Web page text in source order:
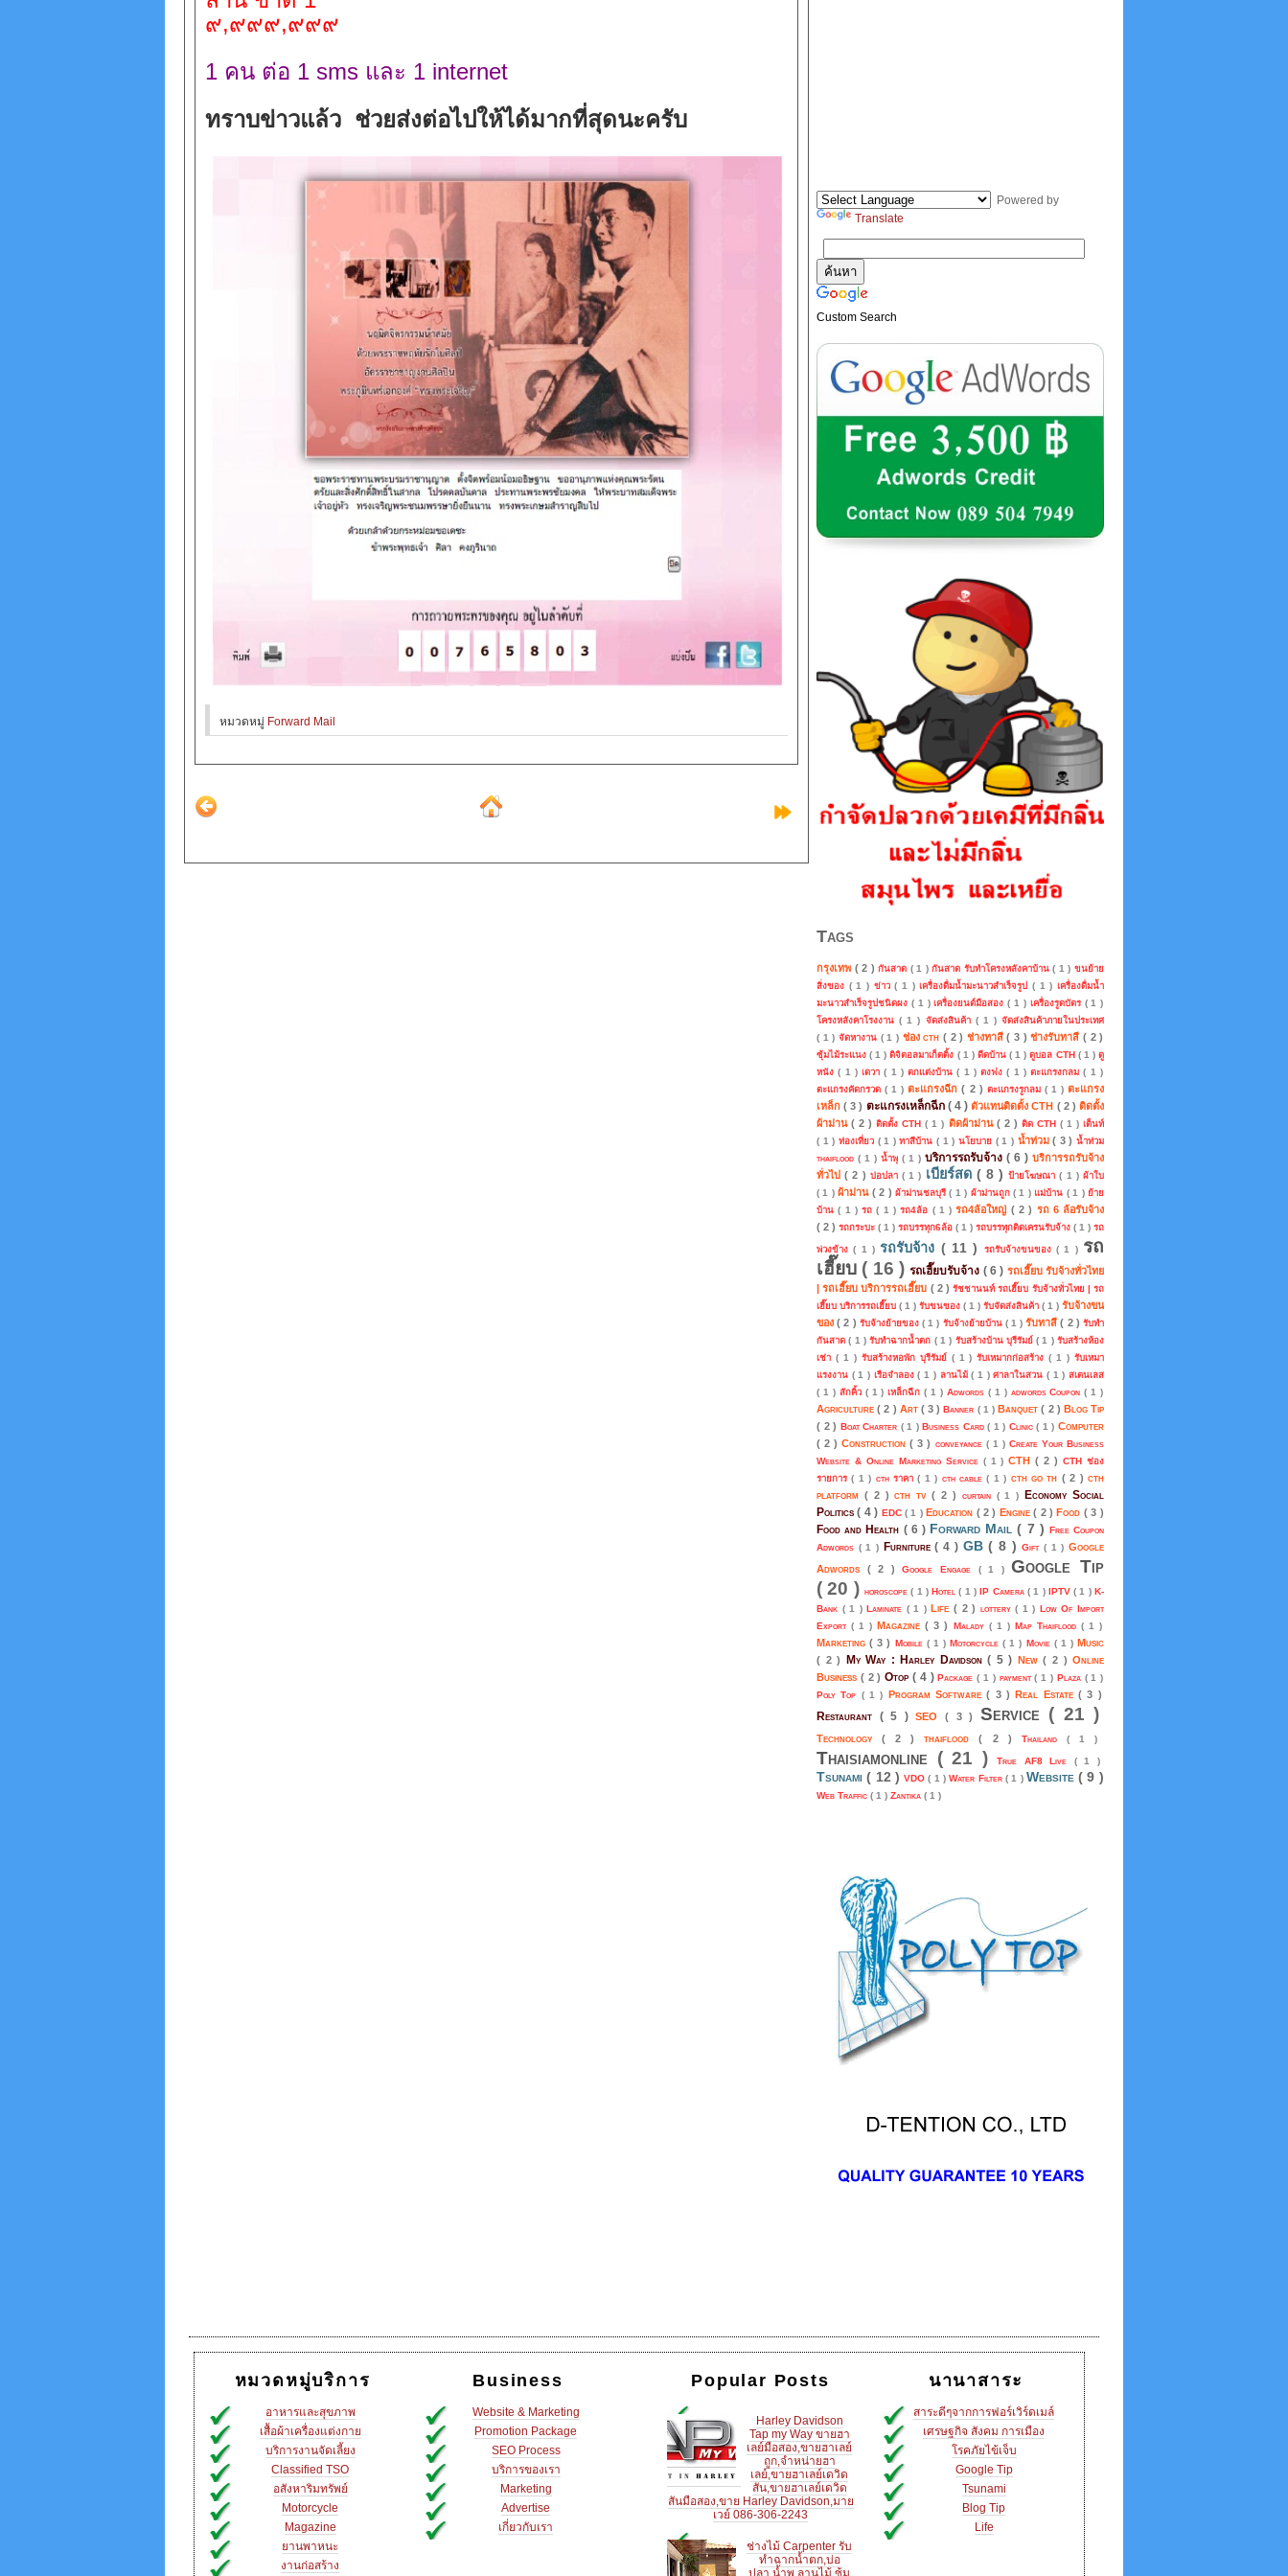
๙,๙๙๙,๙๙๙
1 คน ต่อ 1 sms และ 1 internet
ทราบข่าวแล้ว ช่วยส่งต่อไปให้ได้มากที่สุดนะครับ
หมวดหมู่ Forward Mail
Powered by
Translate
Custom Search
Tags
กรุงเทพ ( 2 )กันสาด ( 1 )กันสาด รับทำโครงหลังคาบ้าน( 1 )ขนย้าย
สิ่งของ ( 1 ) ข่าว( 1 )เครื่องดื่มน้ำมะนาวสำเร็จรูป( 1 )เครื่องดื่มน้ำ
มะนาวสำเร็จรูปชนิดผง ( 1 )เครื่องยนต์มือสอง( 1 ) เครื่องรูดบัตร ( 1 )
โครงหลังคาโรงงาน( 1 ) จัดส่งสินค้า ( 1 ) จัดส่งสินค้าภายในประเทศ
( 1 ) จัดหางาน ( 1 ) ช่อง cth ( 2 ) ช่างทาสี( 3 )ช่างรับทาสี( 2 )
ซุ้มไม้ระแนง( 1 )ดิจิตอลมาเก็ตติ้ง ( 1 ) ดีดบ้าน( 1 )ดูบอล CTH ( 1 )ดู
หนัง( 1 ) เดวา( 1 ) ตกแต่งบ้าน( 1 ) ตงฟง( 1 ) ตะแกรงกลม( 1 )
ตะแกรงคัดกรวด( 1 )ตะแกรงฉีก( 2 ) ตะแกรงรูกลม ( 1 )ตะแกรง
เหล็ก( 3 ) ตะแกรงเหล็กฉีก ( 4 )ตัวแทนติดตั้ง CTH ( 2 )ติดตั้ง
ผ้าม่าน( 2 )ติดตั้ง CTH( 1 ) ติดผ้าม่าน ( 2 ) ติด CTH ( 1 )เต็นท์
( 1 ) ท่องเที่ยว ( 1 )ทาสีบ้าน( 1 ) นโยบาย ( 1 ) น้ำท่วม( 3 )น้ำท่วม
thaiflood ( 1 ) น้ำพุ ( 1 ) บริการรถรับจ้าง ( 6 ) บริการรถรับจ้าง
ทั่วไป( 2 ) บ่อปลา ( 1 ) เบียร์สด ( 8 )ป้ายโฆษณา( 1 ) ผ้าใบ
( 1 )ผ้าม่าน ( 2 ) ผ้าม่านชลบุรี( 1 ) ผ้าม่านถูก( 1 ) แม่บ้าน ( 1 )ย้าย
บ้าน( 1 )รถ( 1 )รถ4ล้อ ( 1 )รถ4ล้อใหญ่ ( 2 ) รถ 6 ล้อรับจ้าง
( 2 ) รถกระบะ ( 1 ) รถบรรทุก6ล้อ ( 1 ) รถบรรทุกติดเครนรับจ้าง ( 1 ) รถ
พ่วงข้าง( 1 )รถรับจ้าง ( 11 ) รถรับจ้างขนของ( 1 ) รถ
เฮี๊ยบ ( 16 )รถเฮี๊ยบรับจ้าง ( 6 ) รถเฮี๊ยบ รับจ้างทั่วไทย
| รถเฮี๊ยบ บริการรถเฮี๊ยบ ( 2 )รัชชานนท์ รถเฮี๊ยบ รับจ้างทั่วไทย | รถ
เฮี๊ยบ บริการรถเฮี๊ยบ ( 1 ) รับขนของ ( 1 ) รับจัดส่งสินค้า ( 1 ) รับจ้างขน
ของ( 2 ) รับจ้างย้ายของ ( 1 ) รับจ้างย้ายบ้าน ( 1 )รับทาสี( 2 ) รับทำ
กันสาด( 1 )รับทำฉากน้ำตก ( 1 ) รับสร้างบ้าน บุรีรัมย์( 1 )รับสร้างห้อง
เช่า ( 1 ) รับสร้างหอพัก บุรีรัมย์ ( 1 )รับเหมากก่อสร้าง( 1 )รับเหมา
แรงงาน ( 1 ) เรือจำลอง( 1 ) ลานไม้( 1 )ศาลาในสวน ( 1 ) สเตนเลส
( 1 ) สักคิ้ว ( 1 )เหล็กฉีก( 1 ) Adwords ( 1 ) adwords Coupon( 1 )
Agriculture( 2 ) Art ( 3 )Banner ( 1 ) Banquet( 2 ) Blog Tip
( 2 ) Boat Charter ( 1 )Business Card( 1 ) Clinic( 1 )Computer
( 2 )Construction( 3 ) conveyance ( 1 ) Create Your Business
Website & Online Marketing Service ( 1 )CTH( 2 )CTH ช่อง
รายการ( 1 ) cth ราคา( 1 ) cth cable( 1 ) cth go th ( 2 )cth
platform ( 2 )cth tv( 2 ) curtain ( 1 ) Economy Social
Politics( 4 ) EDC( 1 ) Education ( 2 ) Engine( 2 )Food ( 3 )
Food and Health ( 6 ) Forward Mail( 7 ) Free Coupon
Adwords ( 1 ) Furniture( 4 ) GB( 8 )Gift ( 1 ) Google
Adwords ( 2 )Google Engage ( 1 )Google Tip
( 20 ) horoscope( 1 )Hotel( 1 )IP Camera ( 1 ) IPTV( 1 )K-
Bank ( 1 )Laminate ( 1 ) Life( 2 ) lottery( 1 ) Low Of Import
Export( 1 ) Magazine( 3 ) Malady ( 1 ) Map Thaiflood ( 1 )
Marketing( 3 ) Mobile ( 1 ) Motorcycle( 1 ) Movie ( 1 ) Music
( 2 ) My Way : Harley Davidson( 5 ) New( 2 )Online
Business ( 2 )Otop( 4 )Package( 1 ) payment( 1 ) Plaza ( 1 )
Poly Top ( 1 ) Program Software( 3 )Real Estate( 3 )
Restaurant ( 5 )SEO ( 3 ) Service ( 21 )
Technology( 2 )thaiflood( 2 ) Thailand ( 1 )
Thaisiamonline ( 21 ) True AF8 Live ( 1 )
Tsunami( 12 )VDO( 1 )Water Filter ( 1 ) Website( 9 )
Web Traffic ( 1 ) Zantika ( 1 )
หมวดหมู่บริการ
อาหารและสุขภาพ
เสื้อผ้าเครื่องแต่งกาย
บริการงานจัดเลี้ยง
Classified TSO
อสังหาริมทรัพย์
Motorcycle
Magazine
ยานพาหนะ
งานก่อสร้าง
Business
Website & Marketing
Promotion Package
SEO Process
บริการของเรา
Marketing
Advertise
เกี่ยวกับเรา
นานาสาระ
สาระดีๆจากการฟอร์เวิร์ดเมล์
เศรษฐกิจ สังคม การเมือง
โรคภัยไข้เจ็บ
Google Tip
Tsunami
Blog Tip
Life
Popular Posts
Harley Davidson
Tap my Way ขายฮา
เลย์มือสอง,ขายฮาเลย์
ถูก,จำหน่ายฮา
เลย์,ขายฮาเลย์เดวิด
สัน,ขายฮาเลย์เดวิด
สันมือสอง,ขาย Harley Davidson,มาย
เวย์ 086-306-2243
ช่างไม้ Carpenter รับ
ทำฉากน้ำตก,บ่อ
ปลา,น้ำพุ,ลานไม้,ซุ้ม